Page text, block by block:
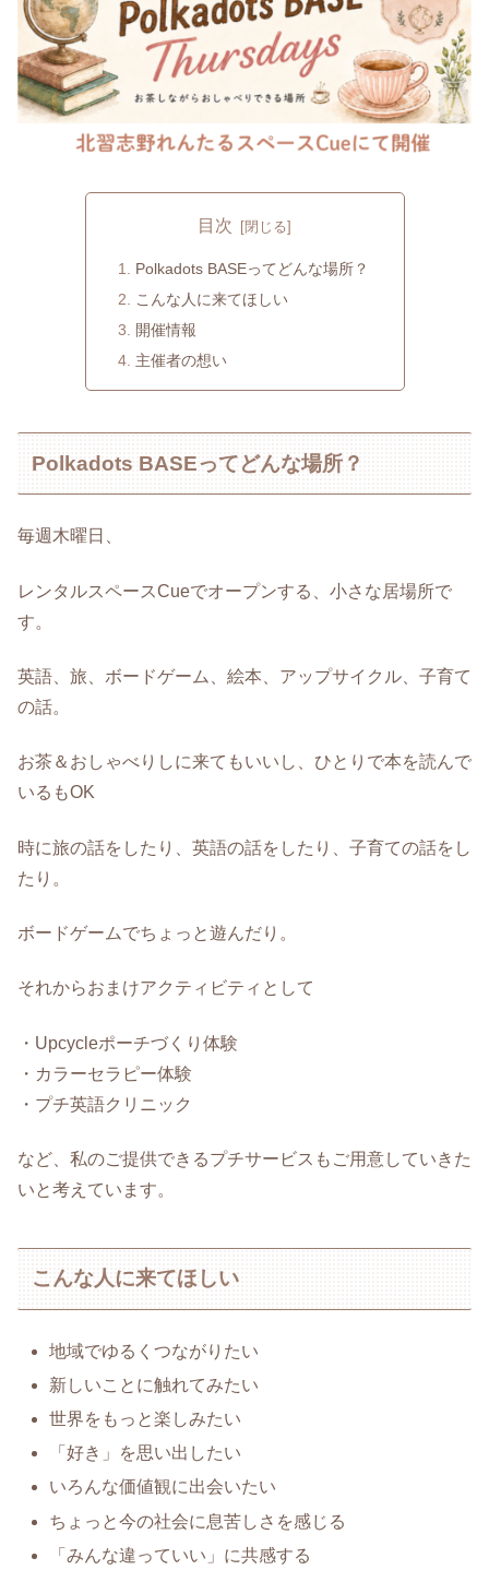
目次
Polkadots BASEってどんな場所？
こんな人に来てほしい
開催情報
主催者の想い
Polkadots BASEってどんな場所？
毎週木曜日、
レンタルスペースCueでオープンする、小さな居場所で
す。
英語、旅、ボードゲーム、絵本、アップサイクル、子育て
の話。
お茶＆おしゃべりしに来てもいいし、ひとりで本を読んで
いるもOK
時に旅の話をしたり、英語の話をしたり、子育ての話をし
たり。
ボードゲームでちょっと遊んだり。
それからおまけアクティビティとして
・Upcycleポーチづくり体験
・カラーセラピー体験
・プチ英語クリニック
など、私のご提供できるプチサービスもご用意していきた
いと考えています。
こんな人に来てほしい
地域でゆるくつながりたい
新しいことに触れてみたい
世界をもっと楽しみたい
「好き」を思い出したい
いろんな価値観に出会いたい
ちょっと今の社会に息苦しさを感じる
「みんな違っていい」に共感する